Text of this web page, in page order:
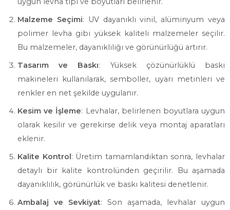
Malzeme Seçimi: UV dayanıklı vinil, alüminyum veya
polimer levha gibi yüksek kaliteli malzemeler seçilir.
Bu malzemeler, dayanıklılığı ve görünürlüğü artırır.
Tasarım ve Baskı: Yüksek çözünürlüklü baskı
makineleri kullanılarak, semboller, uyarı metinleri ve
renkler en net şekilde uygulanır.
Kesim ve İşleme: Levhalar, belirlenen boyutlara uygun
olarak kesilir ve gerekirse delik veya montaj aparatları
eklenir.
Kalite Kontrol: Üretim tamamlandıktan sonra, levhalar
detaylı bir kalite kontrolünden geçirilir. Bu aşamada
dayanıklılık, görünürlük ve baskı kalitesi denetlenir.
Ambalaj ve Sevkiyat: Son aşamada, levhalar uygun